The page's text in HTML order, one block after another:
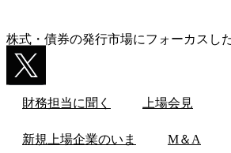
株式・債券の発行市場にフォーカスし
財務担当に聞く 上場会見
新規上場企業のいま M＆A